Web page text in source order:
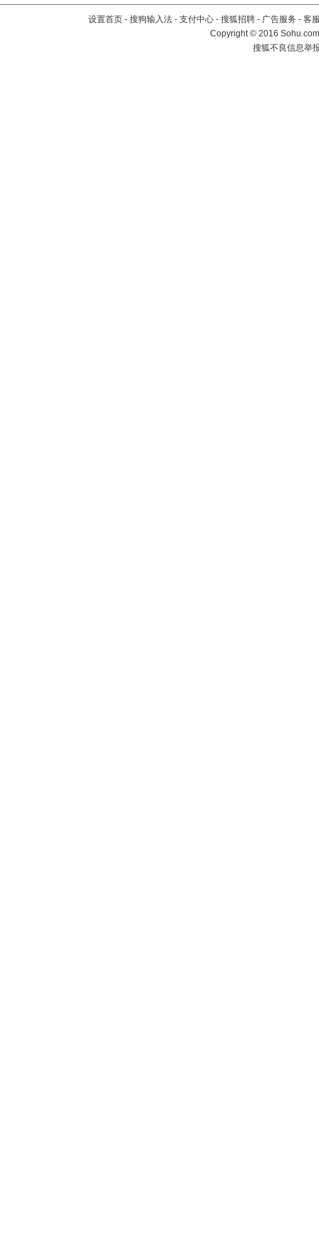
设置首页 - 搜狗输入法 - 支付中心 - 搜狐招聘 - 广告服务 - 客
Copyright©2016
搜狐不良信息举